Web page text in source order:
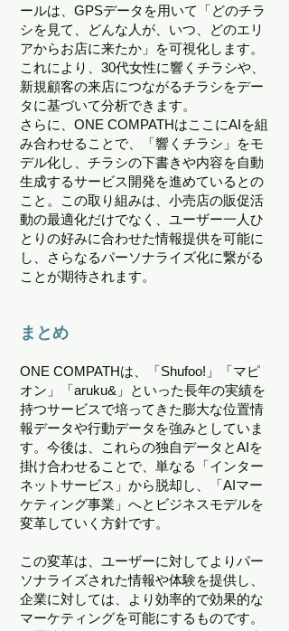
ールは、GPSデータを用いて「どのチラ
シを見て、どんな人が、いつ、どのエリ
アからお店に来たか」を可視化します。
これにより、30代女性に響くチラシや、
新規顧客の来店につながるチラシをデー
タに基づいて分析できます。
さらに、ONE COMPATHはここにAIを組
み合わせることで、「響くチラシ」をモ
デル化し、チラシの下書きや内容を自動
生成するサービス開発を進めているとの
こと。この取り組みは、小売店の販促活
動の最適化だけでなく、ユーザー一人ひ
とりの好みに合わせた情報提供を可能に
し、さらなるパーソナライズ化に繋がる
ことが期待されます。
まとめ
ONE COMPATHは、「Shufoo!」「マピ
オン」「aruku&」といった長年の実績を
持つサービスで培ってきた膨大な位置情
報データや行動データを強みとしていま
す。今後は、これらの独自データとAIを
掛け合わせることで、単なる「インター
ネットサービス」から脱却し、「AIマー
ケティング事業」へとビジネスモデルを
変革していく方針です。
この変革は、ユーザーに対してよりパー
ソナライズされた情報や体験を提供し、
企業に対しては、より効率的で効果的な
マーケティングを可能にするものです。